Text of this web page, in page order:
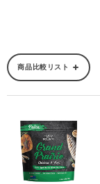
商品比較リスト